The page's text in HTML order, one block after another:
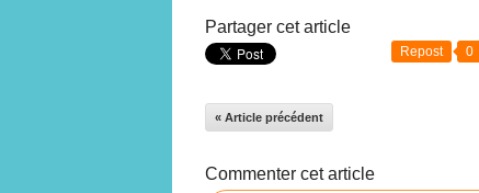
Partager cet article
Repost 0
« Article précédent
Commenter cet article